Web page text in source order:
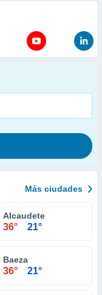
Más ciudades
Alcaudete
36° 21°
Baeza
36° 21°